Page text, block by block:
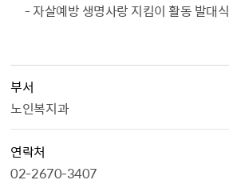
- 자살예방 생명사랑 지킴이 활동 발대식
부서
노인복지과
연락처
02-2670-3407